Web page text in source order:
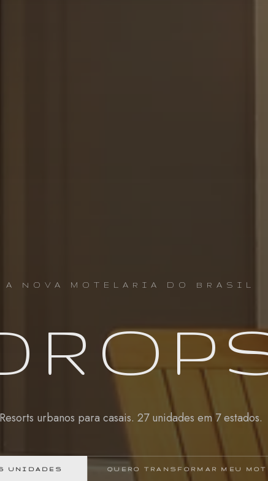
A NOVA MOTELARIA DO BRASIL
Resorts urbanos para casais. 27 unidades em 7 estados.
UNIDADES QUERO TRANSFORMAR MEU